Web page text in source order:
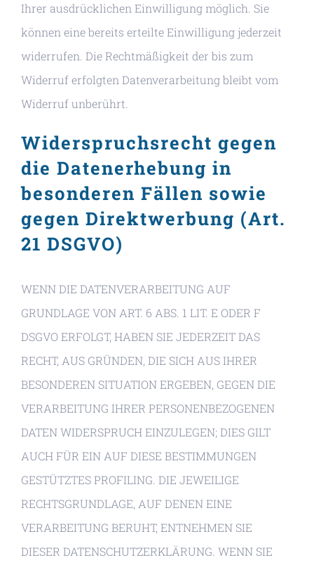
Ihrer ausdrücklichen Einwilligung möglich. Sie
können eine bereits erteilte Einwilligung jederzeit
widerrufen. Die Rechtmäßigkeit der bis zum
Widerruf erfolgten Datenverarbeitung bleibt vom
Widerruf unberührt.
Widerspruchsrecht gegen
die Datenerhebung in
besonderen Fällen sowie
gegen Direktwerbung (Art.
21 DSGVO)
WENN DIE DATENVERARBEITUNG AUF
GRUNDLAGE VON ART. 6 ABS. 1 LIT. E ODER F
DSGVO ERFOLGT, HABEN SIE JEDERZEIT DAS
RECHT, AUS GRÜNDEN, DIE SICH AUS IHRER
BESONDEREN SITUATION ERGEBEN, GEGEN DIE
VERARBEITUNG IHRER PERSONENBEZOGENEN
DATEN WIDERSPRUCH EINZULEGEN; DIES GILT
AUCH FÜR EIN AUF DIESE BESTIMMUNGEN
GESTÜTZTES PROFILING. DIE JEWEILIGE
RECHTSGRUNDLAGE, AUF DENEN EINE
VERARBEITUNG BERUHT, ENTNEHMEN SIE
DIESER DATENSCHUTZERKLÄRUNG. WENN SIE